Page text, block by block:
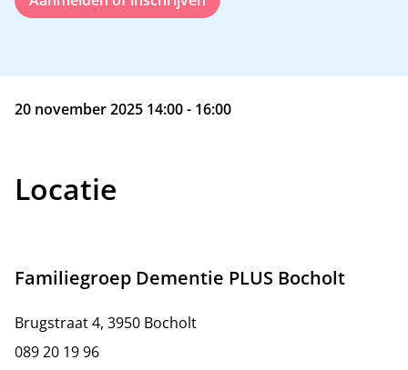
20 november 2025 14:00 - 16:00
Locatie
Familiegroep Dementie PLUS Bocholt
Brugstraat 4, 3950 Bocholt
089 20 19 96